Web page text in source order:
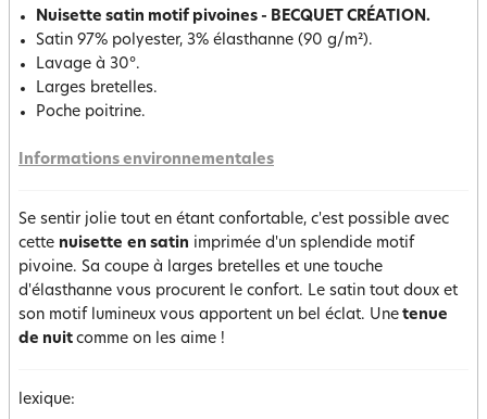
Nuisette satin motif pivoines - BECQUET CRÉATION.
Satin 97% polyester, 3% élasthanne (90 g/m²).
Lavage à 30°.
Larges bretelles.
Poche poitrine.
Informations environnementales
Se sentir jolie tout en étant confortable, c'est possible avec
cette nuisette en satin imprimée d'un splendide motif
pivoine. Sa coupe à larges bretelles et une touche
d'élasthanne vous procurent le confort. Le satin tout doux et
son motif lumineux vous apportent un bel éclat. Une tenue
de nuit comme on les aime !
lexique: